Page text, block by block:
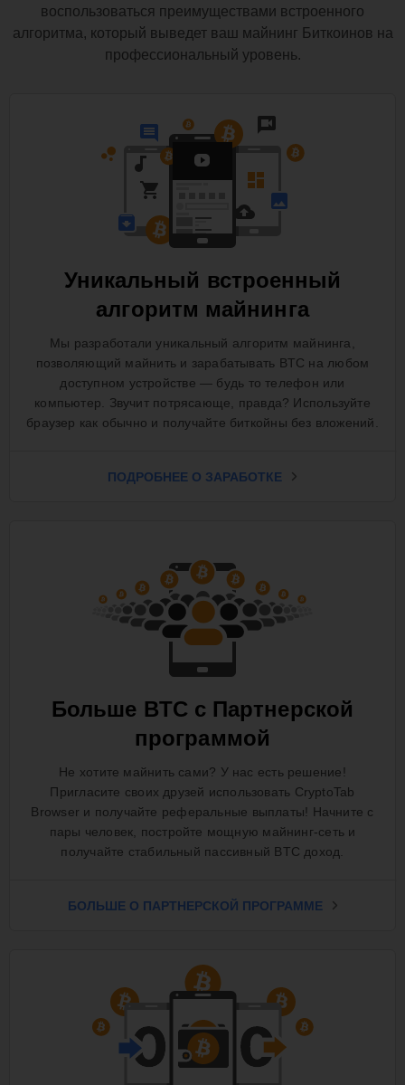
воспользоваться преимуществами встроенного
алгоритма, который выведет ваш майнинг Биткоинов на
профессиональный уровень.
Уникальный встроенный
алгоритм майнинга
Мы разработали уникальный алгоритм майнинга,
позволяющий майнить и зарабатывать BTC на любом
доступном устройстве — будь то телефон или
компьютер. Звучит потрясающе, правда? Используйте
браузер как обычно и получайте биткойны без вложений.
ПОДРОБНЕЕ О ЗАРАБОТКЕ
Больше BTC с Партнерской
программой
Не хотите майнить сами? У нас есть решение!
Пригласите своих друзей использовать CryptoTab
Browser и получайте реферальные выплаты! Начните с
пары человек, постройте мощную майнинг-сеть и
получайте стабильный пассивный BTC доход.
БОЛЬШЕ О ПАРТНЕРСКОЙ ПРОГРАММЕ